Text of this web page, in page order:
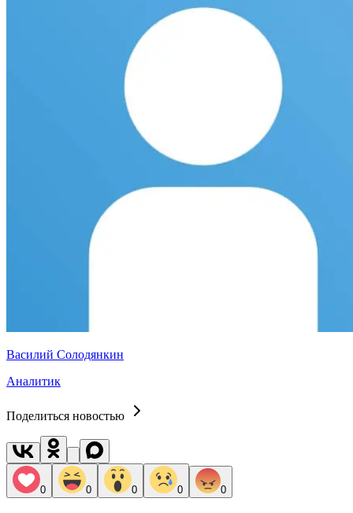
Василий Солодянкин
Аналитик
Поделиться новостью
0 0 0 0 0